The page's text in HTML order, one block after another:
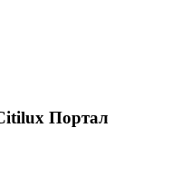
Портал